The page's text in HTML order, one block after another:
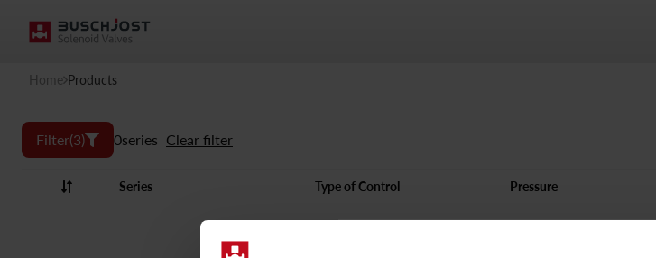
Home Products
Filter(3) 0series Clear filter
Series Type of Control Pressure